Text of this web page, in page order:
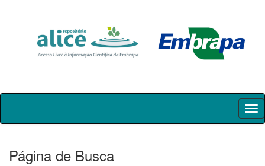
Skip
Página de Busca